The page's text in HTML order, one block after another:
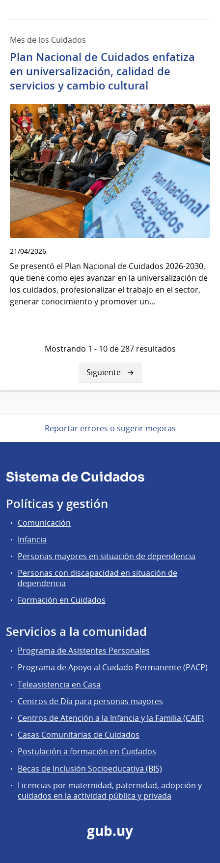
Mes de los Cuidados
Plan Nacional de Cuidados enfatiza
en universalización, calidad de
servicios y cambio cultural
21/04/2026
Se presentó el Plan Nacional de Cuidados 2026-2030,
que tiene como ejes avanzar en la universalización de
los cuidados, profesionalizar el trabajo en el sector,
generar conocimiento y promover un...
Mostrando 1 - 10 de 287 resultados
Siguiente
página
Siguiente
Reportar errores o sugerir mejoras
Sistema de Cuidados
Políticas y gestión
Comunicación
Infancia
Personas mayores en situación de dependencia
Personas con discapacidad en situación de
dependencia
Formación en Cuidados
Servicios a la comunidad
Programa de Asistentes Personales
Programa de Apoyo al Cuidado Permanente (PACP)
Teleasistencia en Casa
Centros de Día para personas mayores
Centros de Atención a la Infancia y la Familia (CAIF)
Casas Comunitarias de Cuidados
Postulación a formación en Cuidados
Becas de Inclusión Socioeducativa (BIS)
Licencias por maternidad, paternidad, adopción y
cuidados en la actividad pública y privada
gub.uy